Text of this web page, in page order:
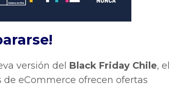
versión del Black Friday Chile, el
eCommerce ofrecen ofertas